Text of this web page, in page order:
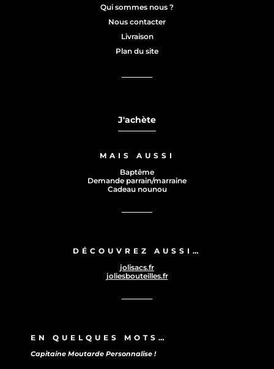
Qui sommes nous ?
Nous contacter
Livraison
Plan du site
J'achète
MAIS AUSSI
Baptême
Demande parrain/marraine
Cadeau nounou
DÉCOUVREZ AUSSI…
jolisacs.fr
joliesbouteilles.fr
EN QUELQUES MOTS…
Capitaine Moutarde Personnalise !